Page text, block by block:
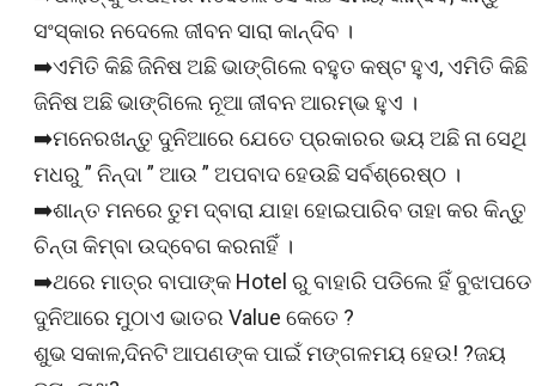
ସଂସ୍କାର ନଦେଲେ ଜୀବନ ସାରା କାନ୍ଦିବ ।
➡️ଏମିତି କିଛି ଜିନିଷ ଅଛି ଭାଙ୍ଗିଲେ ବହୁତ କଷ୍ଟ ହୁଏ, ଏମିତି କିଛି
ଜିନିଷ ଅଛି ଭାଙ୍ଗିଲେ ନୂଆ ଜୀବନ ଆରମ୍ଭ ହୁଏ ।
➡️ମନେରଖନ୍ତୁ ଦୁନିଆରେ ଯେତେ ପ୍ରକାରର ଭୟ ଅଛି ନା ସେଥି
ମଧରୁ ” ନିନ୍ଦା ” ଆଉ ” ଅପବାଦ ହେଉଛି ସର୍ବଶ୍ରେଷ୍ଠ ।
➡️ଶାନ୍ତ ମନରେ ତୁମ ଦ୍ବାରା ଯାହା ହୋଇପାରିବ ତାହା କର କିନ୍ତୁ
ଚିନ୍ତା କିମ୍ବା ଉଦ୍‌ବେଗ କରନାହିଁ ।
➡️ଥରେ ମାତ୍ର ବାପାଙ୍କ Hotel ରୁ ବାହାରି ପଡିଲେ ହିଁ ବୁଝାପଡେ
ଦୁନିଆରେ ମୁଠାଏ ଭାତର Value କେତେ ?
ଶୁଭ ସକାଳ,ଦିନଟି ଆପଣଙ୍କ ପାଇଁ ମଙ୍ଗଳମୟ ହେଉ! ?ଜୟ